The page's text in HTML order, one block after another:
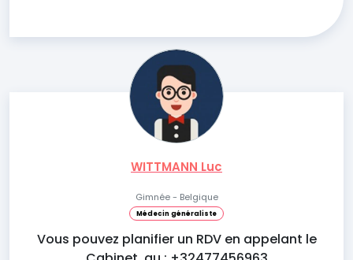
WITTMANN Luc
Gimnée - Belgique
Médecin généraliste
Vous pouvez planifier un RDV en appelant le